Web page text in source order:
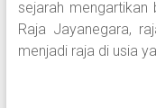
sejarah
Raja Jayanegara,
menjadi raja di usia